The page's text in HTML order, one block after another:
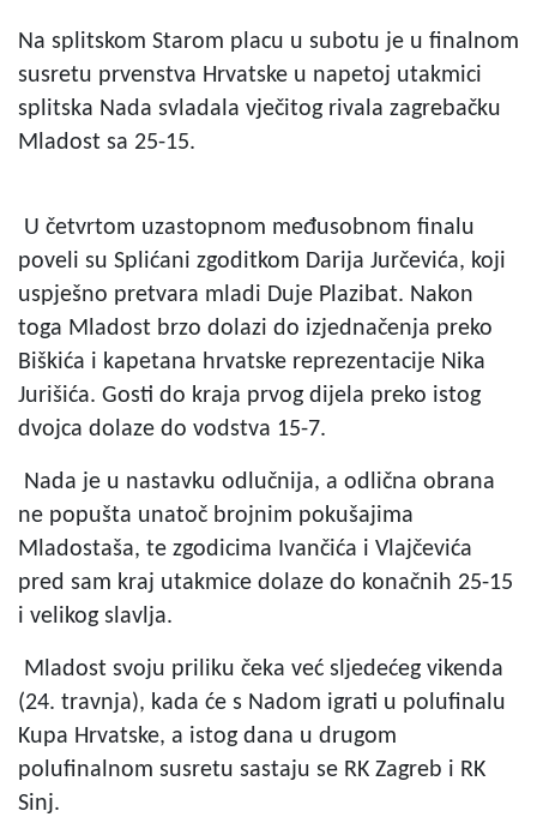
Na splitskom Starom placu u subotu je u finalnom
susretu prvenstva Hrvatske u napetoj utakmici
splitska Nada svladala vječitog rivala zagrebačku
Mladost sa 25-15.
U četvrtom uzastopnom međusobnom finalu
poveli su Splićani zgoditkom Darija Jurčevića, koji
uspješno pretvara mladi Duje Plazibat. Nakon
toga Mladost brzo dolazi do izjednačenja preko
Biškića i kapetana hrvatske reprezentacije Nika
Jurišića. Gosti do kraja prvog dijela preko istog
dvojca dolaze do vodstva 15-7.
Nada je u nastavku odlučnija, a odlična obrana
ne popušta unatoč brojnim pokušajima
Mladostaša, te zgodicima Ivančića i Vlajčevića
pred sam kraj utakmice dolaze do konačnih 25-15
i velikog slavlja.
Mladost svoju priliku čeka već sljedećeg vikenda
(24. travnja), kada će s Nadom igrati u polufinalu
Kupa Hrvatske, a istog dana u drugom
polufinalnom susretu sastaju se RK Zagreb i RK
Sinj.